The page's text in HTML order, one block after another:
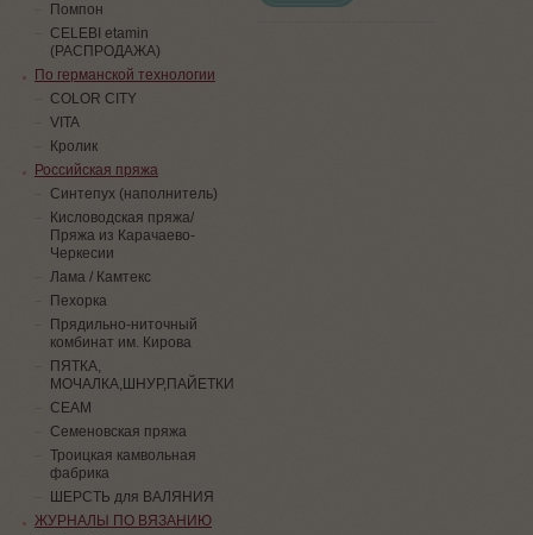
Помпон
СELEBI etamin
(РАСПРОДАЖА)
По германской технологии
COLOR CITY
VITA
Кролик
Российская пряжа
Синтепух (наполнитель)
Кисловодская пряжа/
Пряжа из Карачаево-
Черкесии
Лама / Камтекс
Пехорка
Прядильно-ниточный
комбинат им. Кирова
ПЯТКА,
МОЧАЛКА,ШНУР,ПАЙЕТКИ
СЕАМ
Семеновская пряжа
Троицкая камвольная
фабрика
ШЕРСТЬ для ВАЛЯНИЯ
ЖУРНАЛЫ ПО ВЯЗАНИЮ